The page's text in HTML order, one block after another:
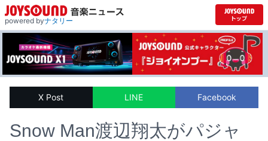
powered byナタリー
X Post LINE Facebook
Snow Man渡辺翔太がパジャ